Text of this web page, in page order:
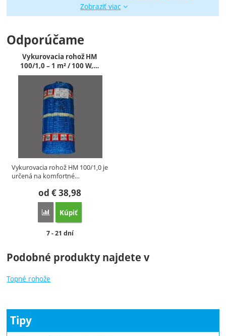
Zobraziť viac
Odporúčame
Vykurovacia rohož HM
100/1,0 – 1 m² / 100 W,…
Vykurovacia rohož HM 100/1,0 je
určená na komfortné…
od€38,98
Porovnať
Kúpiť
Dostupnosť:
7 - 21 dní
Podobné produkty najdete v
Topné rohože
Tipy